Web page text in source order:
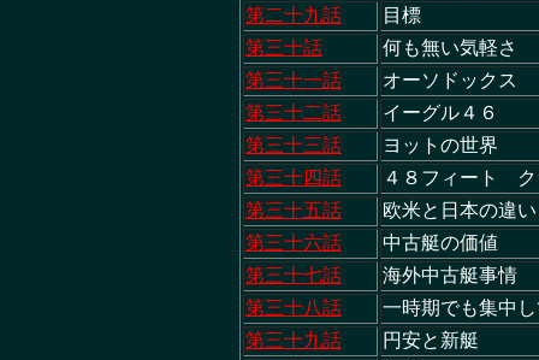
第二十九話
目標
第三十話
何も無い気軽さ
第三十一話
オーソドックス
第三十二話
イーグル４６
第三十三話
ヨットの世界
第三十四話
４８フィート ク
第三十五話
欧米と日本の違
第三十六話
中古艇の価値
第三十七話
海外中古艇事情
第三十八話
一時期でも集中
第三十九話
円安と新艇